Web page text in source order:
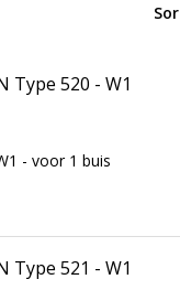
Type 520 - W1
- voor 1 buis
Type 521 - W1